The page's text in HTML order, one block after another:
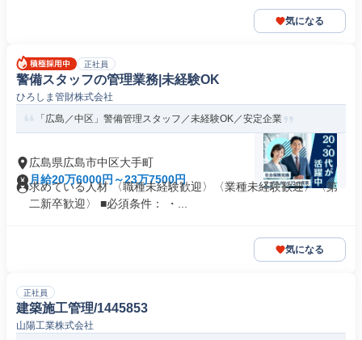
気になる
正社員
警備スタッフの管理業務|未経験OK
ひろしま管財株式会社
「広島／中区」警備管理スタッフ／未経験OK／安定企業
広島県広島市中区大手町
月給20万6000円～23万7500円
求めている人材 〈職種未経験歓迎〉〈業種未経験歓迎〉〈第
二新卒歓迎〉 ■必須条件： ・...
気になる
正社員
建築施工管理/1445853
山陽工業株式会社